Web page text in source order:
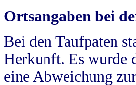
Ortsangaben bei
Bei den Taufpaten
Herkunft. Es wurde
eine Abweichung